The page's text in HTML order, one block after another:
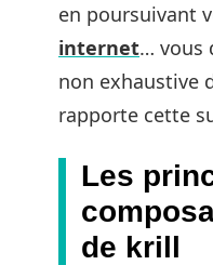
en poursuivant
internet… vous
non exhaustive
rapporte cette
Les
de krill